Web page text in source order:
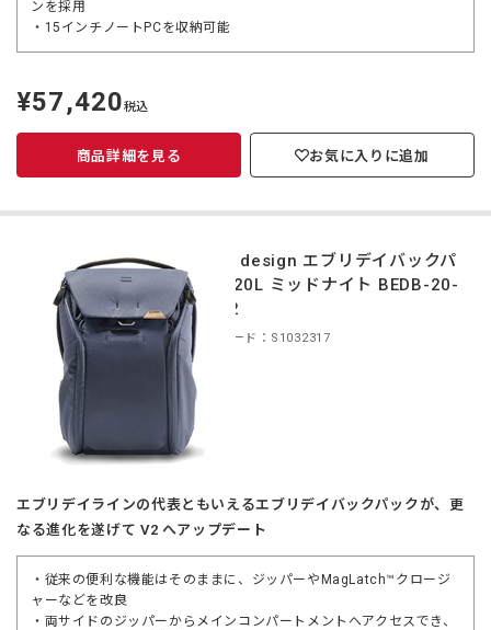
ンを採用
・15インチノートPCを収納可能
定
価
¥57,420税込
商品詳細を見る お気に入りに追加
peak design エブリデイバックパ
ック 20L ミッドナイト BEDB-20-
MN-2
商品コード：S1032317
エブリデイラインの代表ともいえるエブリデイバックパックが、更
なる進化を遂げて V2 へアップデート
・従来の便利な機能はそのままに、ジッパーやMagLatch™クロージ
ャーなどを改良
・両サイドのジッパーからメインコンパートメントへアクセスでき、